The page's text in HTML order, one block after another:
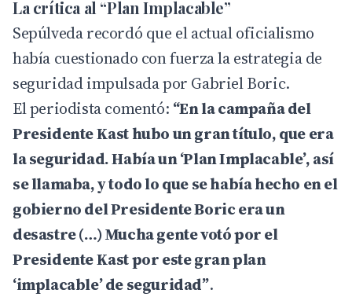
La crítica al “Plan Implacable”
Sepúlveda recordó que el actual oficialismo
había cuestionado con fuerza la estrategia de
seguridad impulsada por Gabriel Boric.
El periodista comentó: “En la campaña del
Presidente Kast hubo un gran título, que era
la seguridad. Había un ‘Plan Implacable’, así
se llamaba, y todo lo que se había hecho en el
gobierno del Presidente Boric era un
desastre (…) Mucha gente votó por el
Presidente Kast por este gran plan
‘implacable’ de seguridad”.